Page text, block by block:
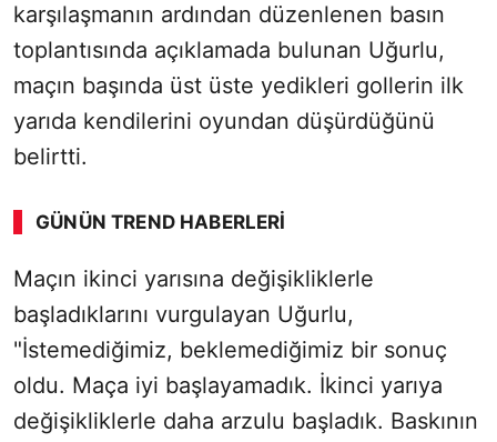
karşılaşmanın ardından düzenlenen basın
toplantısında açıklamada bulunan Uğurlu,
maçın başında üst üste yedikleri gollerin ilk
yarıda kendilerini oyundan düşürdüğünü
belirtti.
GÜNÜN TREND HABERLERI
Maçın ikinci yarısına değişikliklerle
başladıklarını vurgulayan Uğurlu,
"İstemediğimiz, beklemediğimiz bir sonuç
oldu. Maça iyi başlayamadık. İkinci yarıya
değişikliklerle daha arzulu başladık. Baskının